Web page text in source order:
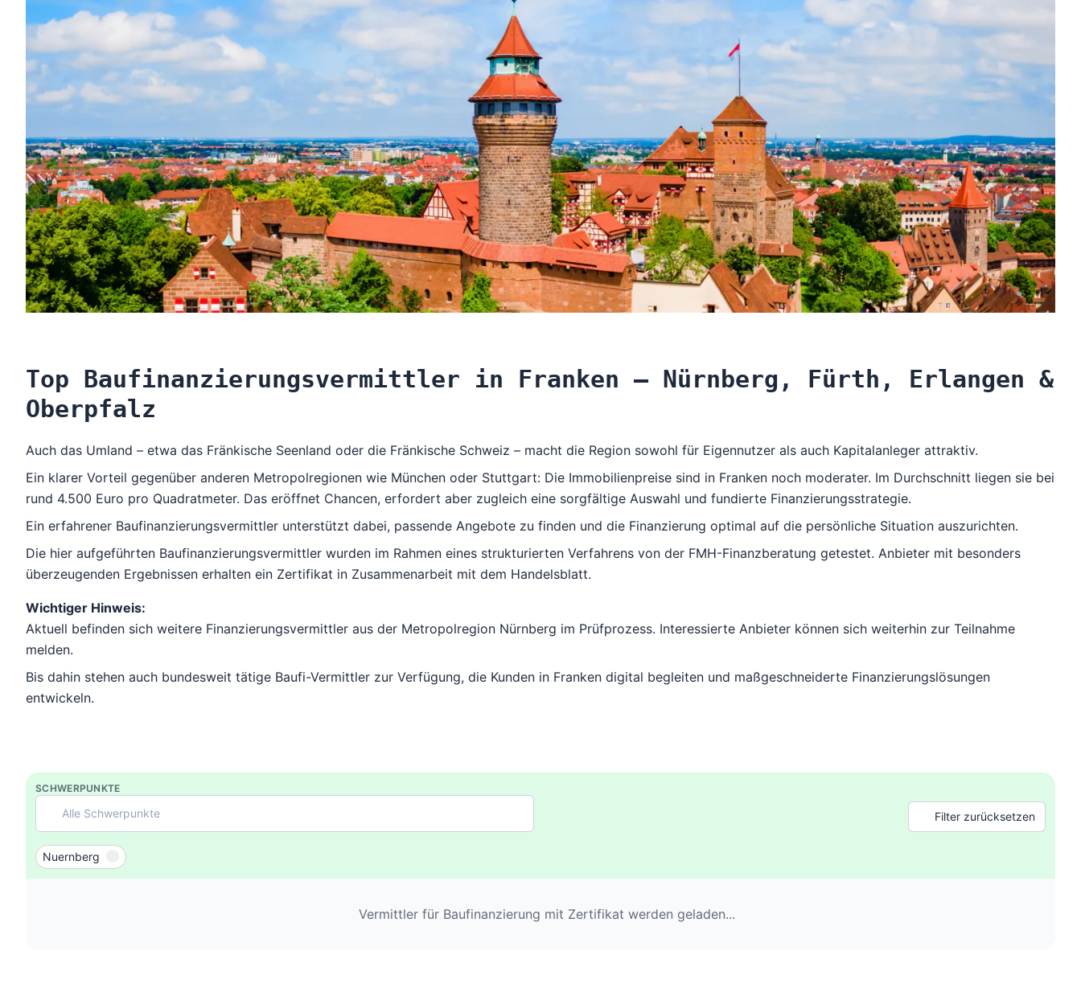
Top Baufinanzierungsvermittler in Franken – Nürnberg, Fürth, Erlangen &
Oberpfalz
Auch das Umland – etwa das Fränkische Seenland oder die Fränkische Schweiz – macht die Region sowohl für Eigennutzer als auch Kapitalanleger attraktiv.
Ein klarer Vorteil gegenüber anderen Metropolregionen wie München oder Stuttgart: Die Immobilienpreise sind in Franken noch moderater. Im Durchschnitt liegen sie bei
rund 4.500 Euro pro Quadratmeter. Das eröffnet Chancen, erfordert aber zugleich eine sorgfältige Auswahl und fundierte Finanzierungsstrategie.
Ein erfahrener Baufinanzierungsvermittler unterstützt dabei, passende Angebote zu finden und die Finanzierung optimal auf die persönliche Situation auszurichten.
Die hier aufgeführten Baufinanzierungsvermittler wurden im Rahmen eines strukturierten Verfahrens von der FMH-Finanzberatung getestet. Anbieter mit besonders
überzeugenden Ergebnissen erhalten ein Zertifikat in Zusammenarbeit mit dem Handelsblatt.
Wichtiger Hinweis:
Aktuell befinden sich weitere Finanzierungsvermittler aus der Metropolregion Nürnberg im Prüfprozess. Interessierte Anbieter können sich weiterhin zur Teilnahme
melden.
Bis dahin stehen auch bundesweit tätige Baufi-Vermittler zur Verfügung, die Kunden in Franken digital begleiten und maßgeschneiderte Finanzierungslösungen
entwickeln.
SCHWERPUNKTE
Alle Schwerpunkte Filter zurücksetzen
Nuernberg
Vermittler für Baufinanzierung mit Zertifikat werden geladen...